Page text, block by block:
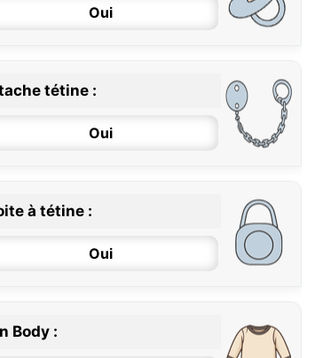
Oui
tétine :
Oui
à tétine :
Oui
Body :